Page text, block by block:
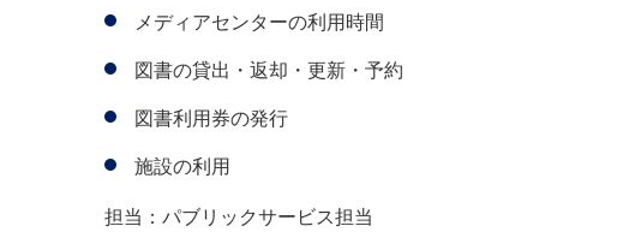
メディアセンターの利用時間
図書の貸出・返却・更新・予約
図書利用券の発行
施設の利用
担当：パブリックサービス担当